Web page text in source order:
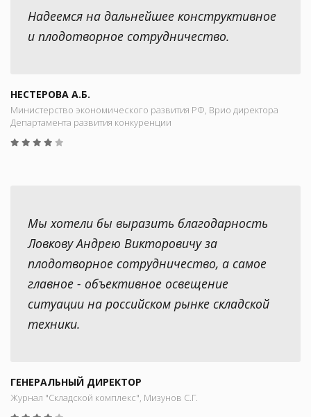
Надеемся на дальнейшее конструктивное
и плодотворное сотрудничество.
НЕСТЕРОВА А.Б.
Министерство экономического развития РФ, Врио директора
Департамента развития конкуренции
Мы хотели бы выразить благодарность
Ловкову Андрею Викторовичу за
плодотворное сотрудничество, а самое
главное - объективное освещение
ситуации на российском рынке складской
техники.
ГЕНЕРАЛЬНЫЙ ДИРЕКТОР
Журнал "Складской комплекс", Мизунов С.Г.